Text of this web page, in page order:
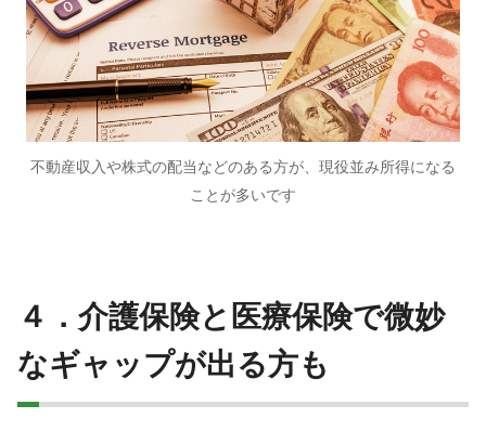
不動産収入や株式の配当などのある方が、現役並み所得になる
ことが多いです
４．介護保険と医療保険で微妙
なギャップが出る方も